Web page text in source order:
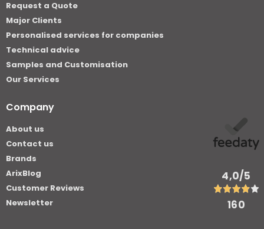
Request a Quote
Major Clients
Personalised services for companies
Technical advice
Samples and Customisation
Our Services
Company
About us
Contact us
Brands
ArixBlog
Customer Reviews
Newsletter
4,0/5
160